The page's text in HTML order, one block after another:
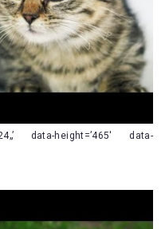
data-height=’465′ data-